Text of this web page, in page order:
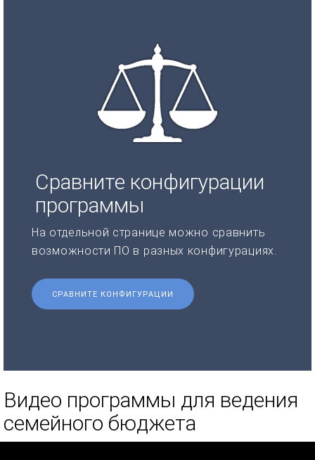
Сравните конфигурации
программы
На отдельной странице можно сравнить
возможности ПО в разных конфигурациях.
СРАВНИТЕ КОНФИГУРАЦИИ
Видео программы для ведения
семейного бюджета